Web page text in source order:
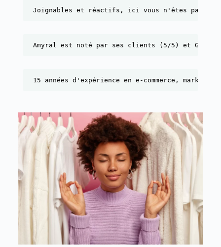
Joignables et réactifs, ici vous n'êtes pas un
Amyral est noté par ses clients (5/5) et Google
15 années d'expérience en e-commerce,